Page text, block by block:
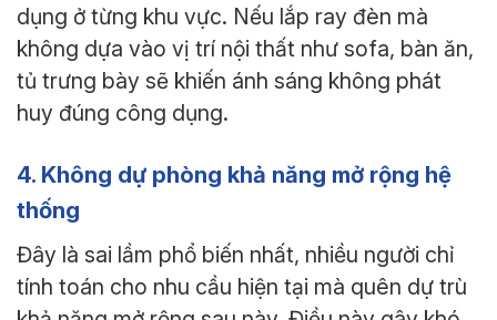
dụng ở từng khu vực. Nếu lắp ray đèn mà
không dựa vào vị trí nội thất như sofa, bàn ăn,
tủ trưng bày sẽ khiến ánh sáng không phát
huy đúng công dụng.
4. Không dự phòng khả năng mở rộng hệ
thống
Đây là sai lầm phổ biến nhất, nhiều người chỉ
tính toán cho nhu cầu hiện tại mà quên dự trù